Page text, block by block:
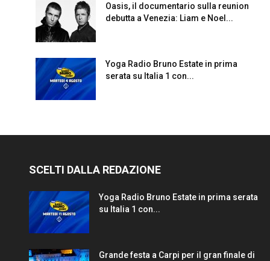
Oasis, il documentario sulla reunion
debutta a Venezia: Liam e Noel...
Yoga Radio Bruno Estate in prima
serata su Italia 1 con...
SCELTI DALLA REDAZIONE
Yoga Radio Bruno Estate in prima serata
su Italia 1 con...
Grande festa a Carpi per il gran finale di